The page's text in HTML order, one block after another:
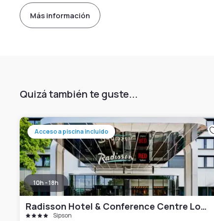
Más información
Quizá también te guste...
Acceso a piscina incluido
10h - 18h
Radisson Hotel & Conference Centre London Heathrow
Sipson